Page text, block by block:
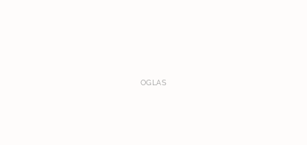
OGLAS